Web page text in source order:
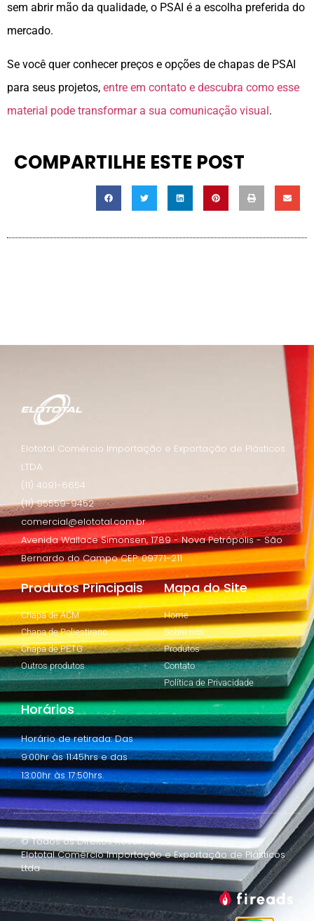
sem abrir mão da qualidade, o PSAI é a escolha preferida do
mercado.
Se você quer conhecer preços e opções de chapas de PSAI
para seus projetos, entre em contato e descubra como esse
material pode transformar a sua comunicação visual.
COMPARTILHE ESTE POST
Elototal Comércio Importação e Exportação de Plásticos
LTDA.
(11) 4091-6654
(11) 95559-9452
comercial@elototal.com.br
Avenida Wallace Simonsen, 1789 - Nova Petrópolis - São
Bernardo do Campo CEP: 09771-211
Produtos Principais
Chapa de ACM
Chapa de Poliestireno
Chapa de PETG
Outros produtos
Mapa do Site
Home
Sobre nós
Produtos
Contato
Política de Privacidade
Horários
Horário de retirada: Das
9:00hr às 11:45hrs e das
13:00hr às 17:50hrs.
© Todos os Direitos Reservados.
Elototal Comércio Importação e Exportação de Plásticos
Ltda